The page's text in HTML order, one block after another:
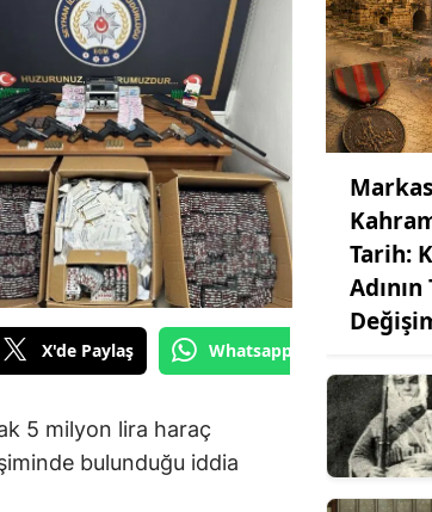
X'de Paylaş Whatsapp'tan Gönder
5 milyon lira haraç
bulunduğu iddia
Tarih: